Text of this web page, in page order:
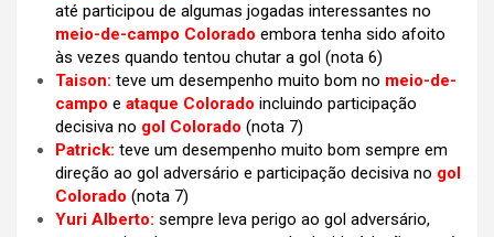
até participou de algumas jogadas interessantes no
meio-de-campo Colorado embora tenha sido afoito
às vezes quando tentou chutar a gol (nota 6)
Taison: teve um desempenho muito bom no meio-de-
campo e ataque Colorado incluindo participação
decisiva no gol Colorado (nota 7)
Patrick: teve um desempenho muito bom sempre em
direção ao gol adversário e participação decisiva no gol
Colorado (nota 7)
Yuri Alberto: sempre leva perigo ao gol adversário,